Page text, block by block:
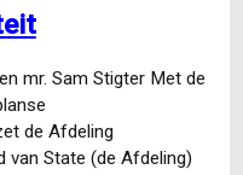
mr. Sam Stigter Met de
de Afdeling
van State (de Afdeling)